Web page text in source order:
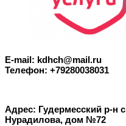
E-mail: kdhch@mail.ru
Телефон: +79280038031
Адрес: Гудермесский р-н
Нурадилова, дом №72